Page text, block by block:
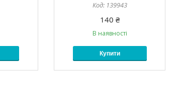
139943
140 ₴
В наявності
Купити